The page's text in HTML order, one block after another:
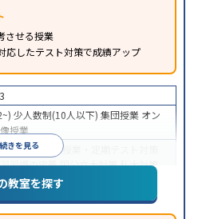
させる授業
応したテスト対策で成績アップ
続きを見る
少人数制(10人以下) 集団授業 オン
授業
受験大学受験
授業・定期テスト対策
習慣の定着国公立大対策私大対策
英語・英会話特化対策
対応特待生・奨学金制度あり授業
にPC・タブレットを利用オンライ
教室を探す